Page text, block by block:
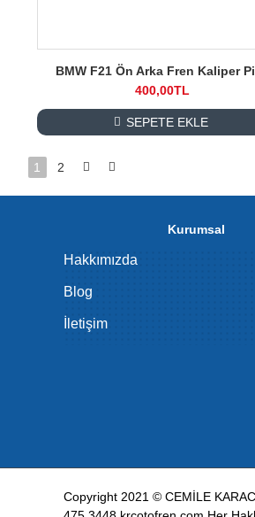
BMW F21 Ön Arka Fren Kaliper
400,00TL
SEPETE EKLE
1 2
Kurumsal
Hakkımızda
Blog
İletişim
Copyright 2021 © CEMİLE